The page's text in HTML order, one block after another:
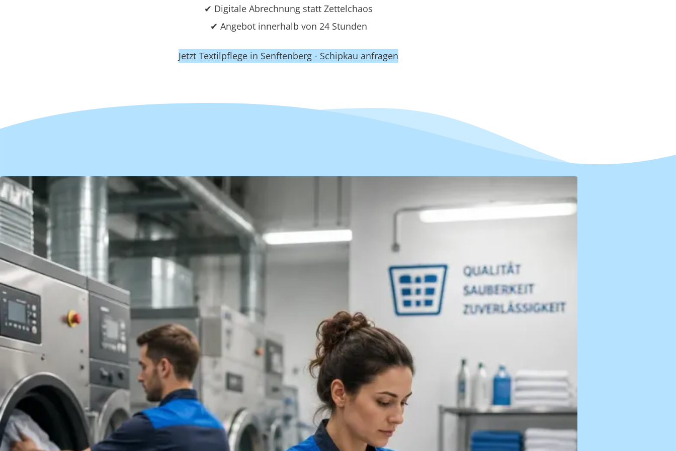
✔ Digitale Abrechnung statt Zettelchaos
✔ Angebot innerhalb von 24 Stunden
Jetzt Textilpflege in Senftenberg - Schipkau anfragen